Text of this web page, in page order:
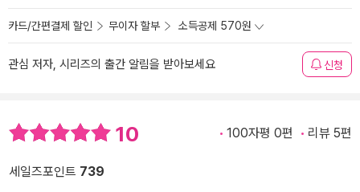
카드/간편결제 할인 무이자 할부 소득공제 570원
관심 저자, 시리즈의 출간 알림을 받아보세요 신청
10 100자평 0편 리뷰 5편
세일즈포인트 739